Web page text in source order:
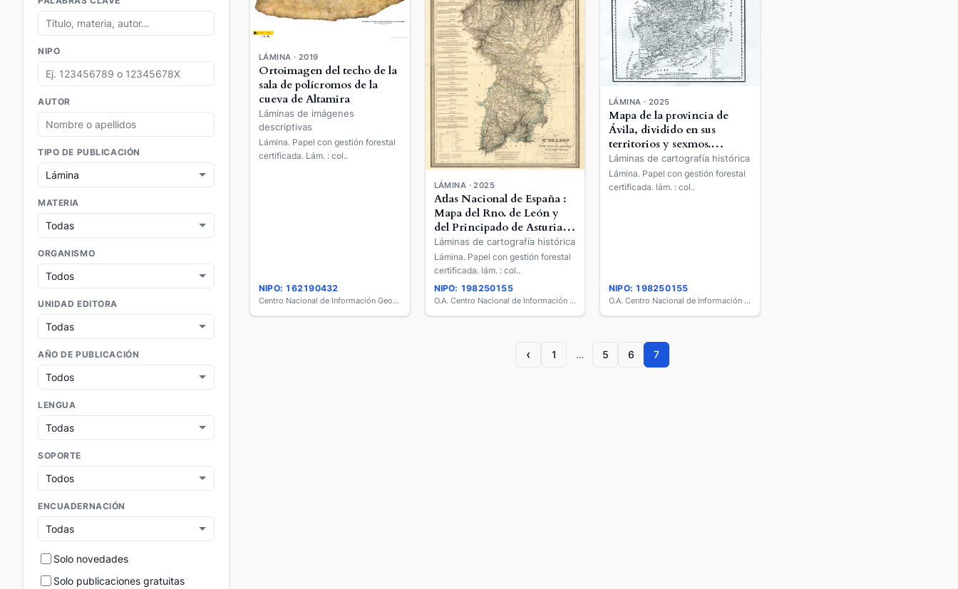
NIPO
AUTOR
TIPO DE PUBLICACIÓN
MATERIA
ORGANISMO
UNIDAD EDITORA
AÑO DE PUBLICACIÓN
LENGUA
SOPORTE
ENCUADERNACIÓN
Solo novedades
Solo publicaciones gratuitas
LÁMINA · 2019
Ortoimagen del techo de la
sala de polícromos de la
cueva de Altamira
Láminas de imágenes
descriptivas
Lámina. Papel con gestión forestal
certificada. Lám. : col..
NIPO: 162190432
Centro Nacional de Información Geográfica
LÁMINA · 2025
Atlas Nacional de España :
Mapa del Rno. de León y
del Principado de Asturias
con las nuevas divisiones
Láminas de cartografía histórica
Lámina. Papel con gestión forestal
certificada. lám. : col..
NIPO: 198250155
O.A. Centro Nacional de Información Geográfica
LÁMINA · 2025
Mapa de la provincia de
Ávila, dividido en sus
territorios y sexmos.
Madrid, 1769
Láminas de cartografía histórica
Lámina. Papel con gestión forestal
certificada. lám. : col..
NIPO: 198250155
O.A. Centro Nacional de Información Geográfica
‹ 1 … 5 6 7